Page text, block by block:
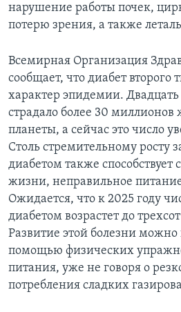
нарушение работы почек,
потерю зрения, а также
Всемирная Организация
сообщает, что диабет второго
характер эпидемии.
страдало более 30
планеты, а сейчас это число
Столь стремительному росту
диабетом также способствует
жизни, неправильное
Ожидается, что к 2025 году
диабетом возрастет до
Развитие этой болезни можно
помощью физических
питания, уже не говоря о
потребления сладких